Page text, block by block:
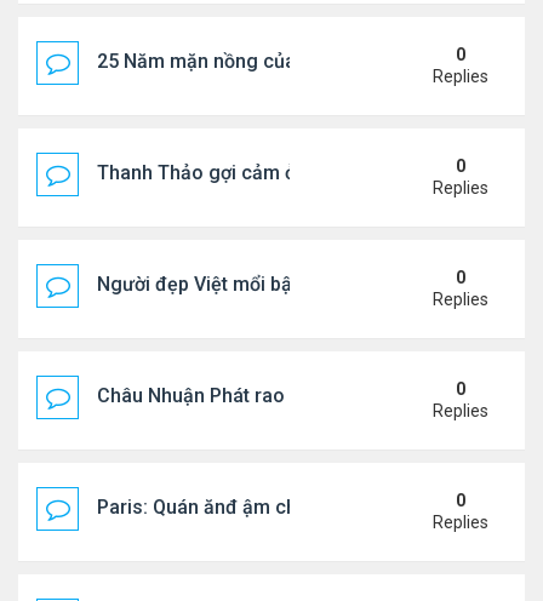
25 Năm mặn nồng của 'Điệp viên 007'
0
Replies
Thanh Thảo gợi cảm ở tuổi 49
0
Replies
Người đẹp Việt mổi bật giữa dàn sao châu Á
0
Replies
Châu Nhuận Phát rao bán tài sản
0
Replies
Paris: Quán ănđ ậm chất Việt đông kín khách chờ
0
Replies